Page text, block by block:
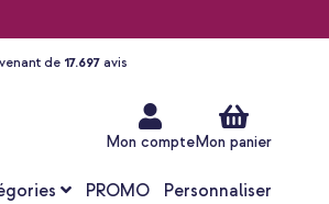
venant de 17.697 avis
Mon compteMon panier
PROMO Personnaliser